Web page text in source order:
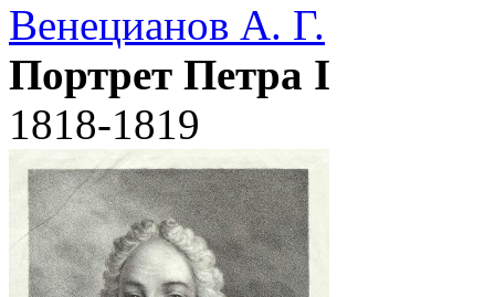
Венецианов А. Г.
Портрет Петра I
1818-1819